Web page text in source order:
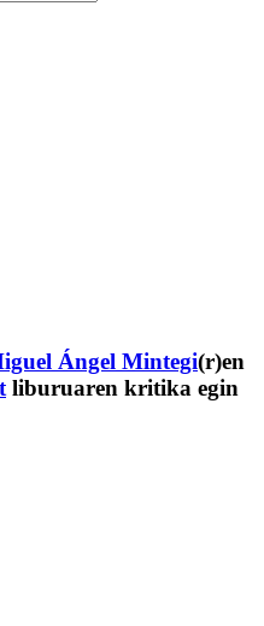
Ángel Mintegi(r)en
liburuaren kritika egin